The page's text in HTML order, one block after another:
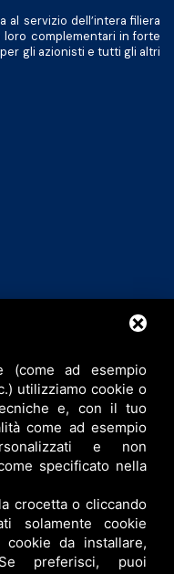
al servizio dell’intera filiera
complementari in forte
gli azionisti e tutti gli altri
(come ad esempio
utilizziamo cookie o
e, con il tuo
come ad esempio
e non
specificato nella
crocetta o cliccando
solamente cookie
da installare,
preferisci, puoi